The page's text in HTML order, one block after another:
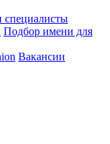
Подбор имени для
Вакансии